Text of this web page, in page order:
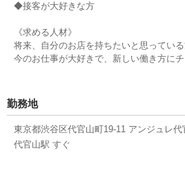
◆接客が大好きな方
《求める人材》
将来、自分のお店を持ちたいと思ってい
今のお仕事が大好きで、新しい働き方にチ
勤務地
東京都渋谷区代官山町19-11 アンジュレ代
代官山駅 すぐ